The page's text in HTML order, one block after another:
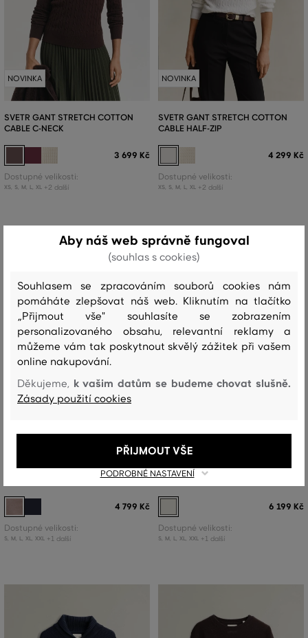
NOVINKA
SVETR GANT STRETCH COTTON
CABLE C-NECK
3 699 Kč
Dostupné velikosti:
XS, S, M L, XL +2 další
NOVINKA
SVETR GANT STRETCH COTTON
CABLE HALF-ZIP
4 299 Kč
Dostupné velikosti:
XS, S, M L, XL +2 další
SVETR GANT TEXTURED SHAWL
4 799 Kč
Dostupné velikosti:
S, M L, XL, XXL +1 další
SVETR GANT WOOL BLEND CABLE
KNIT HALF ZIP
6 199 Kč
Dostupné velikosti:
S, M L, XL, XXL +1 další
Aby náš web správně fungoval
(souhlas s cookies)
Souhlasem se zpracováním souborů cookies nám
pomáháte zlepšovat náš web. Kliknutím na tlačítko
„Přijmout vše" souhlasíte se zobrazením
personalizovaného obsahu, relevantní reklamy a
můžeme vám tak poskytnout skvělý zážitek při vašem
online nakupování.
Děkujeme, k vašim datům se budeme chovat slušně.
Zásady použití cookies
PODROBNÉ NASTAVENÍ
PŘIJMOUT VŠE